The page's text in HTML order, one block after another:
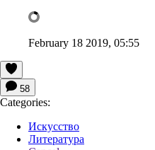
February 18 2019, 05:55
58
Categories:
Искусство
Литература